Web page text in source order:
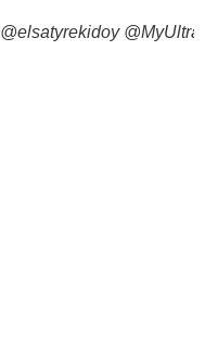
@elsatyrekidoy